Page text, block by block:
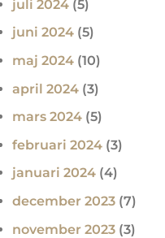
juli 2024 (5)
juni 2024 (5)
maj 2024 (10)
april 2024 (3)
mars 2024 (5)
februari 2024 (3)
januari 2024 (4)
december 2023 (7)
november 2023 (3)